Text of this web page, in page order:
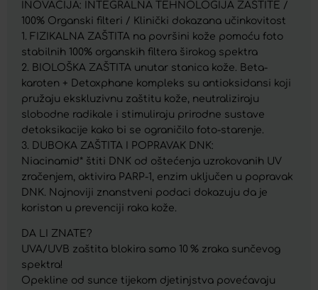
INOVACIJA: INTEGRALNA TEHNOLOGIJA ZAŠTITE /
100% Organski filteri / Klinički dokazana učinkovitost
1. FIZIKALNA ZAŠTITA na površini kože pomoću foto
stabilnih 100% organskih filtera širokog spektra
2. BIOLOŠKA ZAŠTITA unutar stanica kože. Beta-
karoten + Detoxphane kompleks su antioksidansi koji
pružaju ekskluzivnu zaštitu kože, neutraliziraju
slobodne radikale i stimuliraju prirodne sustave
detoksikacije kako bi se ograničilo foto-starenje.
3. DUBOKA ZAŠTITA I POPRAVAK DNK:
Niacinamid* štiti DNK od oštećenja uzrokovanih UV
zračenjem, aktivira PARP-1, enzim uključen u popravak
DNK. Najnoviji znanstveni podaci dokazuju da je
koristan u prevenciji raka kože.
DA LI ZNATE?
UVA/UVB zaštita blokira samo 10 % zraka sunčevog
spektra!
Opekline od sunce tijekom djetinjstva povećavaju